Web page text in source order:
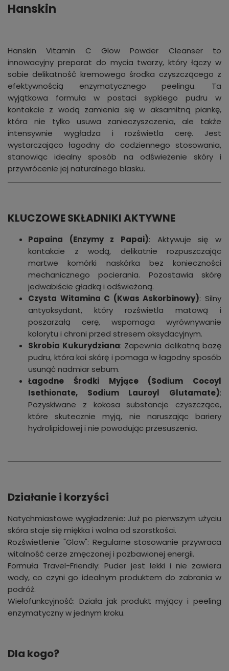
Hanskin
Hanskin Vitamin C Glow Powder Cleanser to
innowacyjny preparat do mycia twarzy, który łączy w
sobie delikatność kremowego środka czyszczącego z
efektywnością enzymatycznego peelingu. Ta
wyjątkowa formuła w postaci sypkiego pudru w
kontakcie z wodą zamienia się w aksamitną piankę,
która nie tylko usuwa zanieczyszczenia, ale także
intensywnie wygładza i rozświetla cerę. Jest
wystarczająco łagodny do codziennego stosowania,
stanowiąc idealny sposób na odświeżenie skóry i
przywrócenie jej naturalnego blasku.
KLUCZOWE SKŁADNIKI AKTYWNE
Papaina (Enzymy z Papai): Aktywuje się w
kontakcie z wodą, delikatnie rozpuszczając
martwe komórki naskórka bez konieczności
mechanicznego pocierania. Pozostawia skórę
jedwabiście gładką i odświeżoną.
Czysta Witamina C (Kwas Askorbinowy): Silny
antyoksydant, który rozświetla matową i
poszarzałą cerę, wspomaga wyrównywanie
kolorytu i chroni przed stresem oksydacyjnym.
Skrobia Kukurydziana: Zapewnia delikatną bazę
pudru, która koi skórę i pomaga w łagodny sposób
usunąć nadmiar sebum.
Łagodne Środki Myjące (Sodium Cocoyl
Isethionate, Sodium Lauroyl Glutamate):
Pozyskiwane z kokosa substancje czyszczące,
które skutecznie myją, nie naruszając bariery
hydrolipidowej i nie powodując przesuszenia.
Działanie i korzyści
Natychmiastowe wygładzenie: Już po pierwszym użyciu
skóra staje się miękka i wolna od szorstkości.
Rozświetlenie "Glow": Regularne stosowanie przywraca
witalność cerze zmęczonej i pozbawionej energii.
Formuła Travel-Friendly: Puder jest lekki i nie zawiera
wody, co czyni go idealnym produktem do zabrania w
podróż.
Wielofunkcyjność: Działa jak produkt myjący i peeling
enzymatyczny w jednym kroku.
Dla kogo?